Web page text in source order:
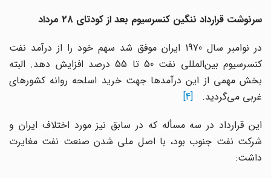
سرنوشت قرارداد ننگین کنسرسیوم بعد از کودتای 28 مرداد
در نوامبر سال 1970 ایران موفق شد سهم خود را از درآمد نفت
کنسرسیوم بین‌المللی نفت 50 تا 55 درصد افزایش دهد. البته
بخش مهمی از این درآمدها جهت خرید اسلحه روانه کشورهای
غربی می‌گردید. [4]
این قرارداد در سه مسأله که در سابق نیز مورد اختلاف ایران و
شرکت نفت جنوب بود، با اصل ملی شدن صنعت نفت مغایرت
داشت: